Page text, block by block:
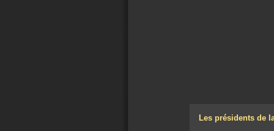
Les présidents de